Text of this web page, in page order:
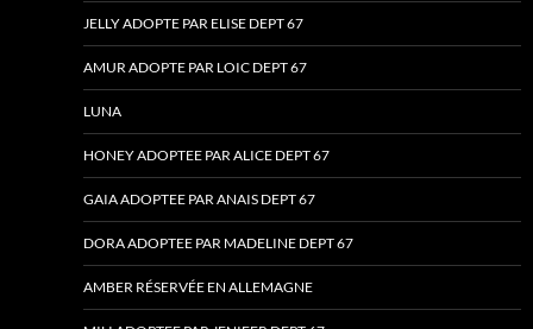
JELLY ADOPTE PAR ELISE DEPT 67
AMUR ADOPTE PAR LOIC DEPT 67
LUNA
HONEY ADOPTEE PAR ALICE DEPT 67
GAIA ADOPTEE PAR ANAIS DEPT 67
DORA ADOPTEE PAR MADELINE DEPT 67
AMBER RÉSERVÉE EN ALLEMAGNE